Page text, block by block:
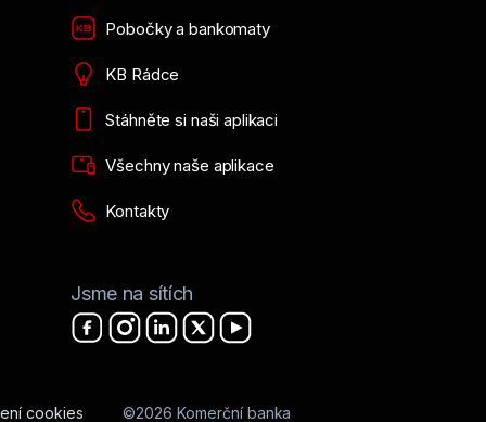
Pobočky a bankomaty
KB Rádce
Stáhněte si naši aplikaci
Všechny naše aplikace
Kontakty
Jsme na sítích
cookies ©2026 Komerční banka